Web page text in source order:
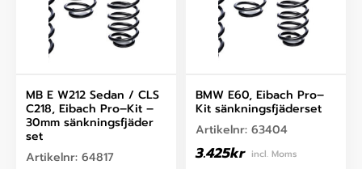
MB E W212 Sedan / CLS
C218, Eibach Pro–Kit –
30mm sänkningsfjäder
set
Artikelnr: 64817
BMW E60, Eibach Pro–
Kit sänkningsfjäderset
Artikelnr: 63404
3.425kr incl. Moms